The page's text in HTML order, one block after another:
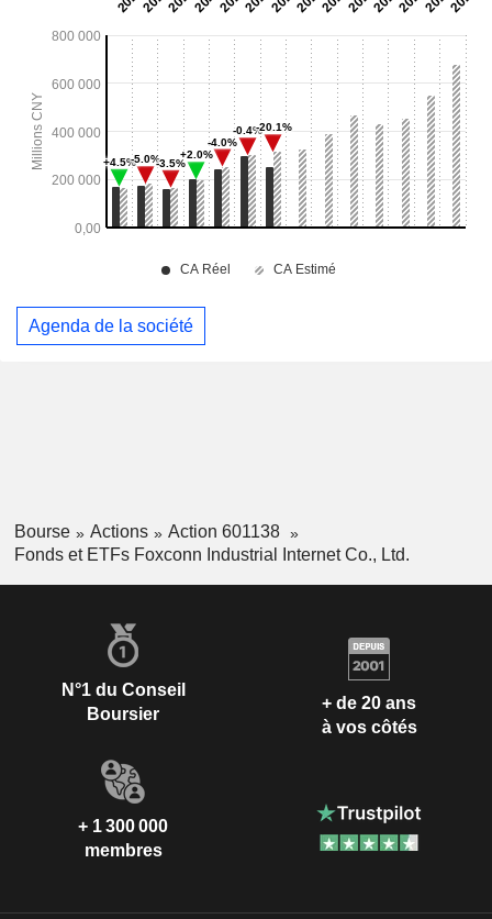
Agenda de la société
Bourse Actions
Action 601138
Fonds et ETFs Foxconn Industrial Internet Co., Ltd.
N°1 du Conseil
Boursier
+ de 20 ans
à vos côtés
+ 1 300 000
membres